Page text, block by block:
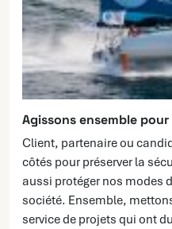
Agissons ensemble
Client, partenaire ou
côtés pour préserver la
aussi protéger nos modes
société. Ensemble,
service de projets qui ont